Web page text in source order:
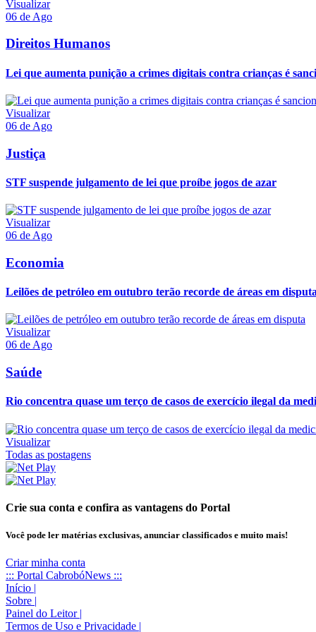
Visualizar
06 de Ago
Direitos Humanos
Lei que aumenta punição a crimes digitais contra crianças é
Visualizar
06 de Ago
Justiça
STF suspende julgamento de lei que proíbe jogos de azar
Visualizar
06 de Ago
Economia
Leilões de petróleo em outubro terão recorde de áreas em disputa
Visualizar
06 de Ago
Saúde
Rio concentra quase um terço de casos de exercício ilegal da
Visualizar
Todas as postagens
Crie sua conta e confira as vantagens do Portal
Você pode ler matérias exclusivas, anunciar classificados e muito mais!
Criar minha conta
::: Portal CabrobóNews :::
Início |
Sobre |
Painel do Leitor |
Termos de Uso e Privacidade |